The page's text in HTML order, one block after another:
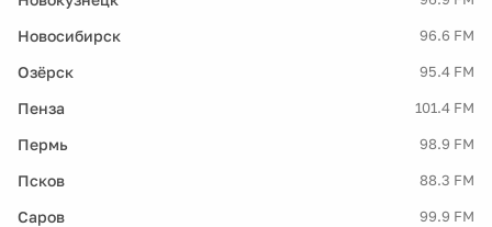
Новосибирск 96.6 FM
Озёрск 95.4 FM
Пенза 101.4 FM
Пермь 98.9 FM
Псков 88.3 FM
Саров 99.9 FM